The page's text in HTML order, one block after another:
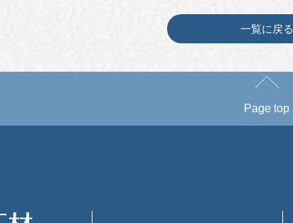
一覧に戻る
Page top